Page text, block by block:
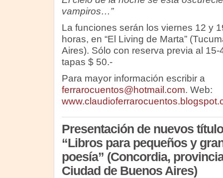
vampiros…”
La funciones serán los viernes 12 y
horas, en “El Living de Marta”
Aires). Sólo con reserva previa al
tapas $ 50.-
Para mayor información escribir a
ferrarocuentos@hotmail.com. Web:
Presentación de nuevos
“Libros para pequeños y
poesía” (Concordia,
Ciudad de Buenos Aires)